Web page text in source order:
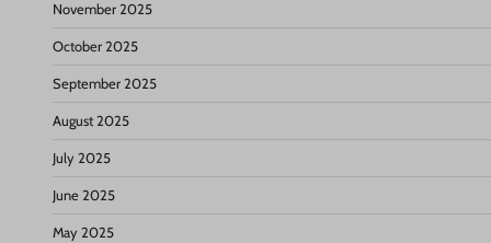
November 2025
October 2025
September 2025
August 2025
July 2025
June 2025
May 2025